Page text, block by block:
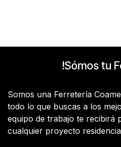
!Sómos tu
Somos una Ferretería
todo lo que buscas a los
equipo de trabajo te recibirá
cualquier proyecto